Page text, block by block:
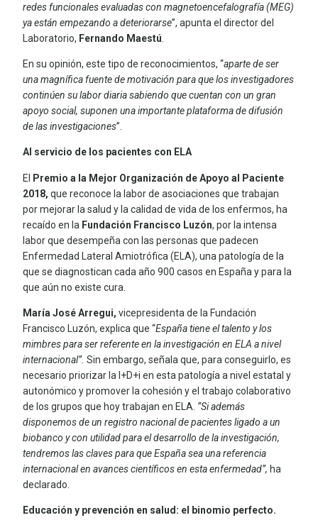
redes funcionales evaluadas con magnetoencefalografía (MEG)
ya están empezando a deteriorarse”, apunta el director del
Laboratorio, Fernando Maestú
En su opinión, este tipo de reconocimientos, “aparte de ser
una magnífica fuente de motivación para que los investigadores
continúen su labor diaria sabiendo que cuentan con un gran
apoyo social, suponen una importante plataforma de difusión
de las investigaciones”.
Al servicio de los pacientes con ELA
El
Premio a la Mejor Organización de Apoyo al Paciente
2018, que reconoce la labor de asociaciones que trabajan
por mejorar la salud y la calidad de vida de los enfermos, ha
recaído en la Fundación Francisco Luzón, por la intensa
labor que desempeña con las personas que padecen
Enfermedad Lateral Amiotrófica (ELA), una patología de la
que se diagnostican cada año 900 casos en España y para la
que aún no existe cura.
María José Arregui, vicepresidenta de la Fundación
Francisco Luzón, explica que “España tiene el talento y los
mimbres para ser referente en la investigación en ELA a nivel
internacional”. Sin embargo, señala que, para conseguirlo, es
necesario priorizar la I+D+i en esta patología a nivel estatal y
autonómico y promover la cohesión y el trabajo colaborativo
de los grupos que hoy trabajan en ELA. “Si además
disponemos de un registro nacional de pacientes ligado a un
biobanco y con utilidad para el desarrollo de la investigación,
tendremos las claves para que España sea una referencia
internacional en avances científicos en esta enfermedad”, ha
declarado.
Educación y prevención en salud: el binomio perfecto.